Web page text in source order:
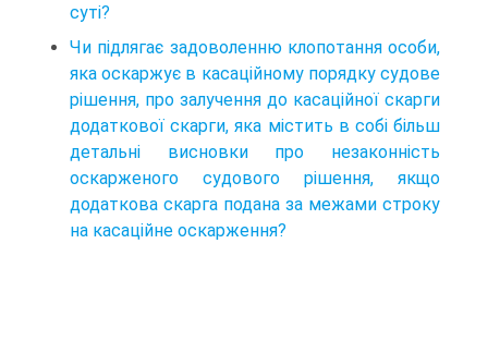
суті?
Чи підлягає задоволенню клопотання особи,
яка оскаржує в касаційному порядку судове
рішення, про залучення до касаційної скарги
додаткової скарги, яка містить в собі більш
детальні висновки про незаконність
оскарженого судового рішення, якщо
додаткова скарга подана за межами строку
на касаційне оскарження?